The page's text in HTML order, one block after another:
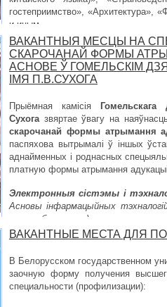
гостеприимство», «Архитектура»,
и иным.
ВАКАНТНЫЯ МЕСЦЫ НА
СКАРОЧАНАЙ ФОРМЫ
АСНОВЕ Ў ГОМЕЛЬСКІМ
ІМЯ П.В.СУХОГА
Прыёмная камісія
Гомельскага
Сухога звяртае ўвагу на
скарочанай формы атрымання
паспяхова вытрымалі ў іншых
аднайменных і роднасных
платную формы атрымання
Электронныя сістэмы і
Асновы інфармацыйных
энергазберажэнне)
ВАКАНТНЫЕ МЕСТА ДЛЯ
В Белорусском государственном
заочную формуполучения
специальности (профилизации):